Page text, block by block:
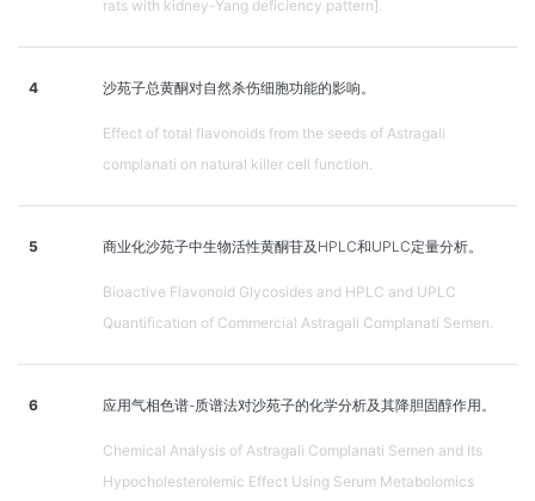
rats with kidney-Yang deficiency pattern].
4 沙苑子总黄酮对自然杀伤细胞功能的影响。
Effect of total flavonoids from the seeds of Astragali
complanati on natural killer cell function.
5 商业化沙苑子中生物活性黄酮苷及HPLC和UPLC定量分析。
Bioactive Flavonoid Glycosides and HPLC and UPLC
Quantification of Commercial Astragali Complanati Semen.
6 应用气相色谱-质谱法对沙苑子的化学分析及其降胆固醇作用。
Chemical Analysis of Astragali Complanati Semen and Its
Hypocholesterolemic Effect Using Serum Metabolomics